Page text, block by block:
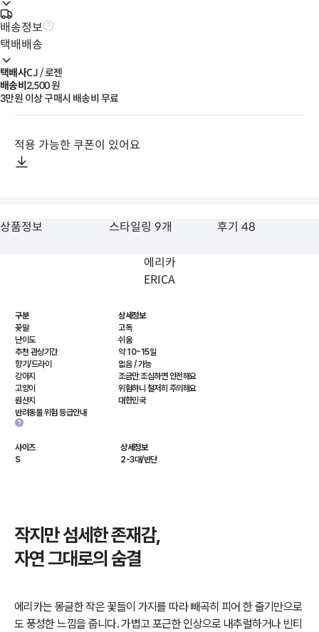
배송정보
택배배송
택배사CJ / 로젠
배송비2,500 원
3만원 이상 구매시 배송비 무료
적용 가능한 쿠폰이 있어요
상품정보 스타일링 9개 후기 48
에리카
ERICA
구분
상세정보
꽃말
고독
난이도
쉬움
추천 관상기간
약 10~15일
향기/드라이
없음 / 가능
강아지
조금만 조심하면 안전해요
고양이
위험하니 철저히 주의해요
원산지
대한민국
반려동물 위험 등급안내
사이즈
상세정보
S
2-3대/반단
작지만 섬세한 존재감,
자연 그대로의 숨결
에리카는 몽글한 작은 꽃들이 가지를 따라 빼곡히 피어 한 줄기만으로
도 풍성한 느낌을 줍니다. 가볍고 포근한 인상으로 내추럴하거나 빈티